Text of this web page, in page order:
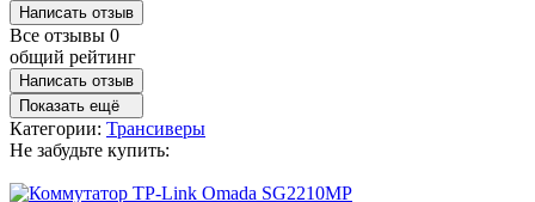
Написать отзыв
Все отзывы 0
общий рейтинг
Написать отзыв
Показать ещё
Категории: Трансиверы
Не забудьте купить: